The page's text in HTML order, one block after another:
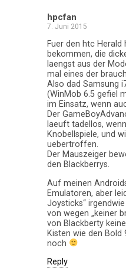
hpcfan
7. Juni 2015
Fuer den htc
bekommen, die
laengst aus der
mal eines der
Also dad Samsung
(WinMob 6.5 gefiel
im Einsatz, wenn
Der
laeuft tadellos,
Knobellspiele, und
uebertroffen.
Der Mauszeiger
den Blackberrys.
Auf meinen
Emulatoren, aber
Joysticks“
von wegen „keiner
von Blackberty
Kisten wie den
noch
Reply